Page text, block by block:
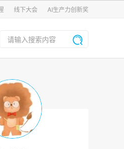
线下大会 AI生产力创新奖